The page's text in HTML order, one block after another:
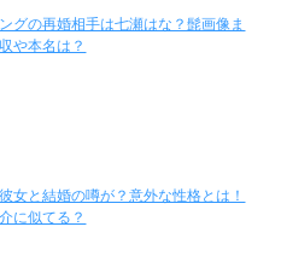
グの再婚相手は七瀬はな？髭画像ま
や本名は？
女と結婚の噂が？意外な性格とは！
に似てる？